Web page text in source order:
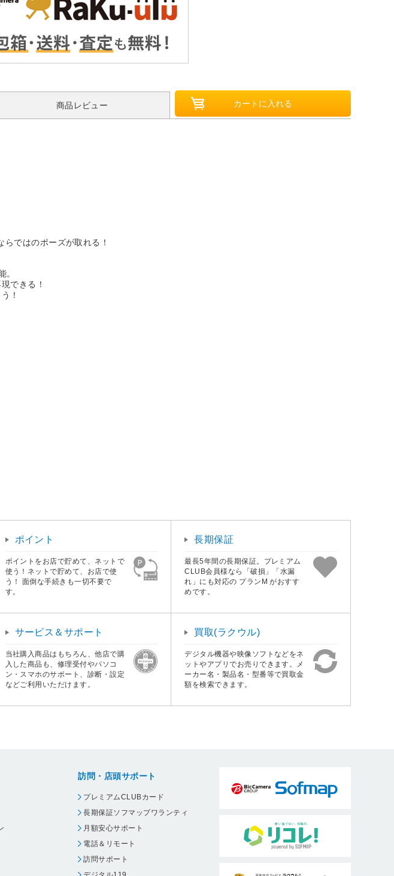
商品レビュー
ではのポーズが取れる！
。
できる！
！
ポイント
ポイントをお店で貯めて、ネットで
使う！ネットで貯めて、お店で使
う！ 面倒な手続きも一切不要で
す。
長期保証
最長5年間の長期保証。プレミアム
CLUB会員様なら「破損」「水漏
れ」にも対応の プランM がおすす
めです。
サービス＆サポート
当社購入商品はもちろん、他店で購
入した商品も、修理受付やパソコ
ン・スマホのサポート、診断・設定
などご利用いただけます。
買取(ラクウル)
デジタル機器や映像ソフトなどをネ
ットやアプリでお売りできます。メ
ーカー名・製品名・型番等で買取金
額を検索できます。
訪問・店頭サポート
プレミアムCLUBカード
長期保証ソフマップワランティ
月額安心サポート
電話＆リモート
訪問サポート